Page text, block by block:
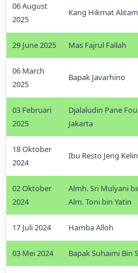
06 August
2025
Kang Hikmat
29 June 2025 Mas Fajrul Fallah
06 March
2025
Bapak Javarhino
03 Februari
2025
Djalaludin Pane
Jakarta
18 Oktober
2024
Ibu Resto Jeng
02 Oktober
2024
Almh. Sri Mulyani
Alm. Toni bin Yatin
17 Juli 2024 Hamba Alloh
03 Mei 2024 Bapak Suhaimi Bin